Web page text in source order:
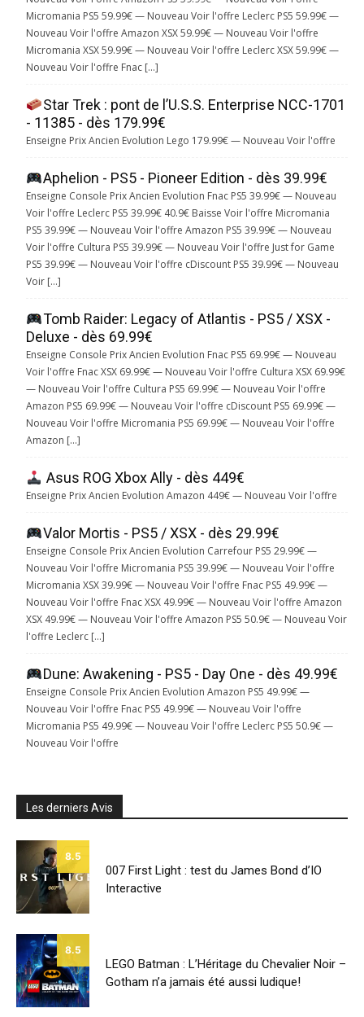
Micromania PS5 59.99€ — Nouveau Voir l'offre Leclerc PS5 59.99€ —
Nouveau Voir l'offre Amazon XSX 59.99€ — Nouveau Voir l'offre
Micromania XSX 59.99€ — Nouveau Voir l'offre Leclerc XSX 59.99€ —
Nouveau Voir l'offre Fnac […]
Star Trek : pont de l’U.S.S. Enterprise NCC-1701
- 11385 - dès 179.99€
Enseigne Prix Ancien Evolution Lego 179.99€ — Nouveau Voir l'offre
Aphelion - PS5 - Pioneer Edition - dès 39.99€
Enseigne Console Prix Ancien Evolution Fnac PS5 39.99€ — Nouveau
Voir l'offre Leclerc PS5 39.99€ 40.9€ Baisse Voir l'offre Micromania
PS5 39.99€ — Nouveau Voir l'offre Amazon PS5 39.99€ — Nouveau
Voir l'offre Cultura PS5 39.99€ — Nouveau Voir l'offre Just for Game
PS5 39.99€ — Nouveau Voir l'offre cDiscount PS5 39.99€ — Nouveau
Voir […]
Tomb Raider: Legacy of Atlantis - PS5 / XSX -
Deluxe - dès 69.99€
Enseigne Console Prix Ancien Evolution Fnac PS5 69.99€ — Nouveau
Voir l'offre Fnac XSX 69.99€ — Nouveau Voir l'offre Cultura XSX 69.99€
— Nouveau Voir l'offre Cultura PS5 69.99€ — Nouveau Voir l'offre
Amazon PS5 69.99€ — Nouveau Voir l'offre cDiscount PS5 69.99€ —
Nouveau Voir l'offre Micromania PS5 69.99€ — Nouveau Voir l'offre
Amazon […]
Asus ROG Xbox Ally - dès 449€
Enseigne Prix Ancien Evolution Amazon 449€ — Nouveau Voir l'offre
Valor Mortis - PS5 / XSX - dès 29.99€
Enseigne Console Prix Ancien Evolution Carrefour PS5 29.99€ —
Nouveau Voir l'offre Micromania PS5 39.99€ — Nouveau Voir l'offre
Micromania XSX 39.99€ — Nouveau Voir l'offre Fnac PS5 49.99€ —
Nouveau Voir l'offre Fnac XSX 49.99€ — Nouveau Voir l'offre Amazon
XSX 49.99€ — Nouveau Voir l'offre Amazon PS5 50.9€ — Nouveau Voir
l'offre Leclerc […]
Dune: Awakening - PS5 - Day One - dès 49.99€
Enseigne Console Prix Ancien Evolution Amazon PS5 49.99€ —
Nouveau Voir l'offre Fnac PS5 49.99€ — Nouveau Voir l'offre
Micromania PS5 49.99€ — Nouveau Voir l'offre Leclerc PS5 50.9€ —
Nouveau Voir l'offre
Les derniers Avis
8.5
007 First Light : test du James Bond d’IO
Interactive
8.5
LEGO Batman : L’Héritage du Chevalier Noir –
Gotham n’a jamais été aussi ludique!